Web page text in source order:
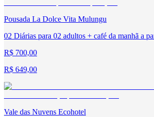
Pousada La Dolce Vita Mulungu
02 Diárias para 02 adultos + café da manhã a
R$ 700,00
R$ 649,00
Vale das Nuvens Ecohotel